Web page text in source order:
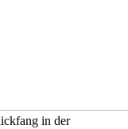
in der